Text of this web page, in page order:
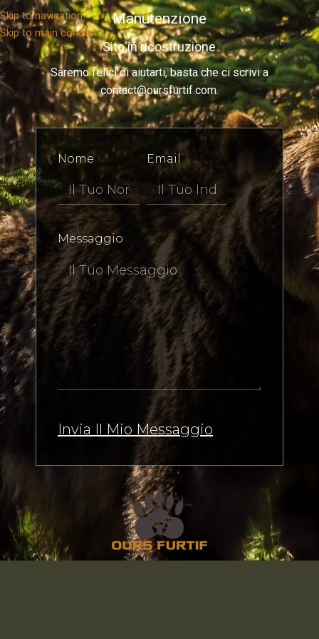
Skip to navigation
Skip to main content
Manutenzione
Sito in ricostruzione
Saremo felici di aiutarti, basta che ci scrivi a
contact@oursfurtif.com.
Nome Email
Messaggio
Invia Il Mio Messaggio